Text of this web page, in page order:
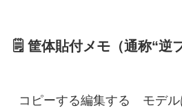
🗒️ 筐体貼付メモ（通称“逆
コピーする編集する モデル